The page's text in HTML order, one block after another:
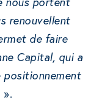
renouvellent
de faire
Capital, qui a
positionnement
».